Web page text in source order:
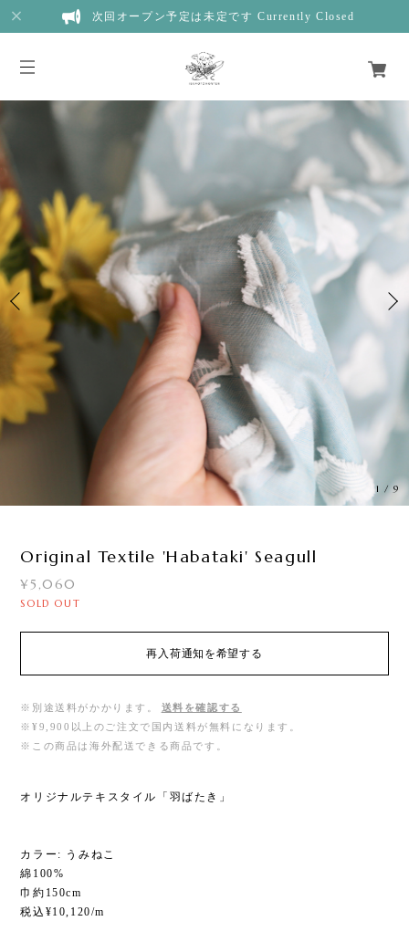
次回オープン予定は未定です Currently Closed
1 /9
Original Textile 'Habataki' Seagull
¥5,060
SOLD OUT
再入荷通知を希望する
※別途送料がかかります。
送料を確認する
※¥9,900以上のご注文で国内送料が無料になります。
※この商品は海外配送できる商品です。
オリジナルテキスタイル「羽ばたき」
カラー: うみねこ
綿100%
巾約150cm
税込¥10,120/m